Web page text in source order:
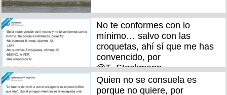
No te conformes con lo
mínimo… salvo con las
croquetas, ahí sí que me has
convencido, por
@T_Stockmann
Quien no se consuela es
porque no quiere, por